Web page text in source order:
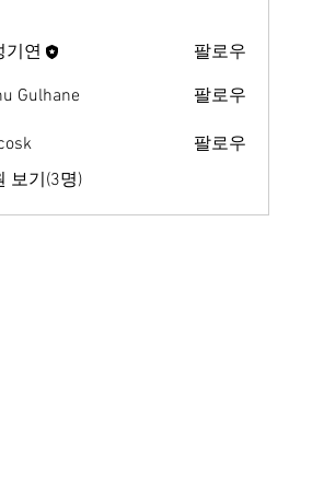
기연
팔로우
Gulhane
팔로우
팔로우
보기(3명)